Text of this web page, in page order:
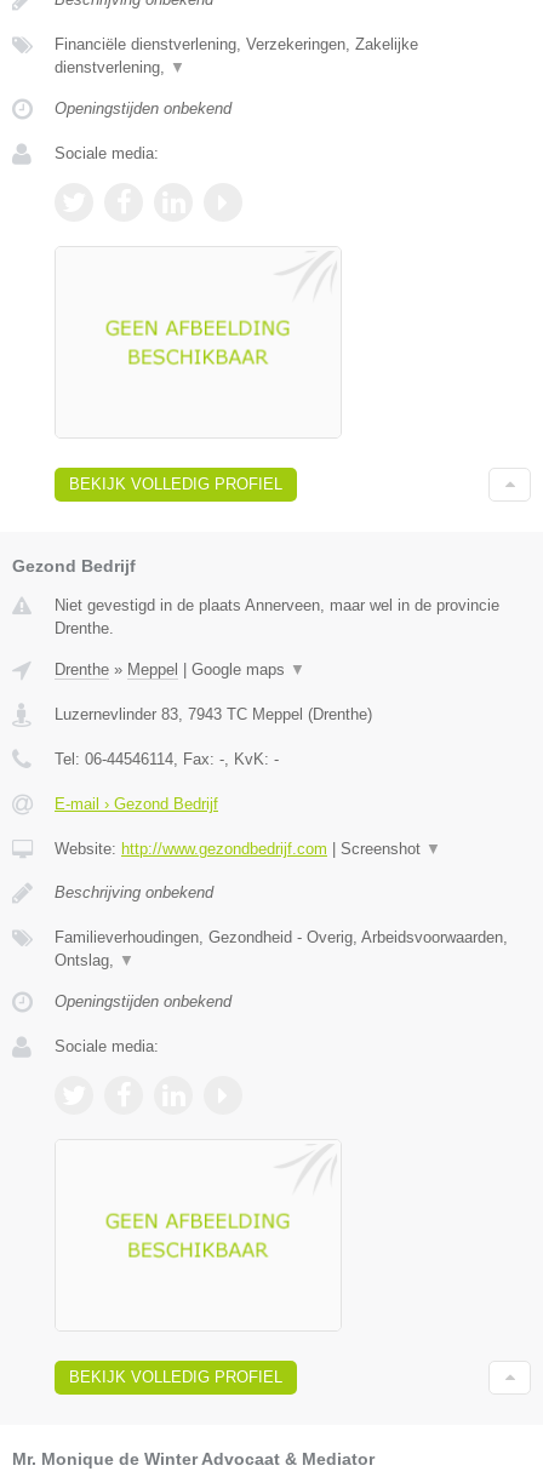
Financiële dienstverlening, Verzekeringen, Zakelijke
dienstverlening, ▼
Openingstijden onbekend
Sociale media:
BEKIJK VOLLEDIG PROFIEL
Gezond Bedrijf
Niet gevestigd in de plaats Annerveen, maar wel in de provincie
Drenthe.
Drenthe » Meppel Google maps ▼
Luzernevlinder 83, 7943 TC Meppel (Drenthe)
Tel: 06-44546114, Fax: -, KvK: -
E-mail › Gezond Bedrijf
Website: http://www.gezondbedrijf.com Screenshot ▼
Beschrijving onbekend
Familieverhoudingen, Gezondheid - Overig, Arbeidsvoorwaarden,
Ontslag, ▼
Openingstijden onbekend
Sociale media:
BEKIJK VOLLEDIG PROFIEL
Mr. Monique de Winter Advocaat & Mediator